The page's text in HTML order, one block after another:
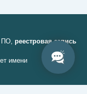
ПО, реестровая запись
имени